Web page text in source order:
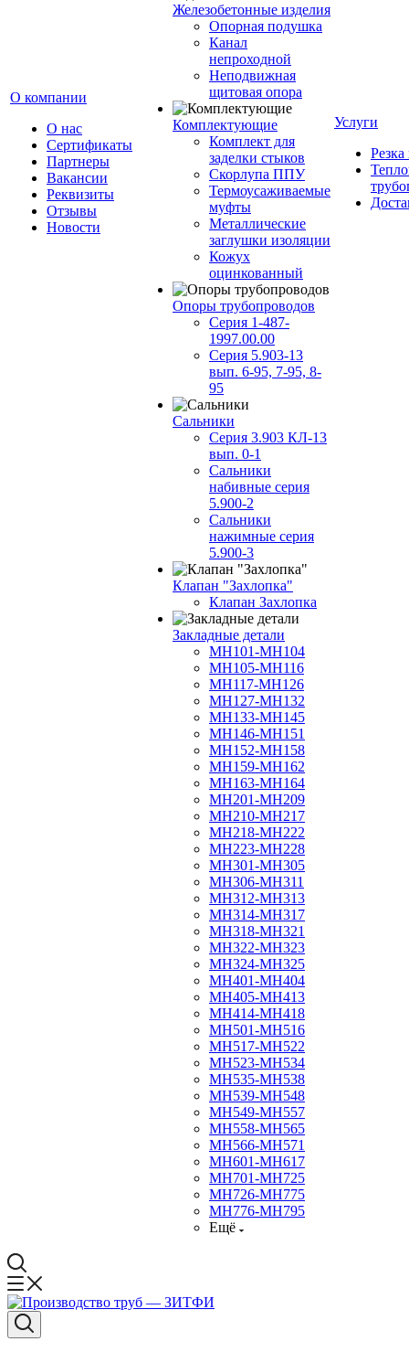
О компании
О нас
Сертификаты
Партнеры
Вакансии
Реквизиты
Отзывы
Новости
Железобетонные изделия
Опорная подушка
Канал
непроходной
Неподвижная
щитовая опора
Комплектующие
Комплект для
заделки стыков
Скорлупа ППУ
Термоусаживаемые
муфты
Металлические
заглушки изоляции
Кожух
оцинкованный
Опоры трубопроводов
Серия 1-487-
1997.00.00
Серия 5.903-13
вып. 6-95, 7-95, 8-
95
Сальники
Серия 3.903 КЛ-13
вып. 0-1
Сальники
набивные серия
5.900-2
Сальники
нажимные серия
5.900-3
Клапан "Захлопка"
Клапан Захлопка
Закладные детали
МН101-МН104
МН105-МН116
МН117-МН126
МН127-МН132
МН133-МН145
МН146-МН151
МН152-МН158
МН159-МН162
МН163-МН164
МН201-МН209
МН210-МН217
МН218-МН222
МН223-МН228
МН301-МН305
МН306-МН311
МН312-МН313
МН314-МН317
МН318-МН321
МН322-МН323
МН324-МН325
МН401-МН404
МН405-МН413
МН414-МН418
МН501-МН516
МН517-МН522
МН523-МН534
МН535-МН538
МН539-МН548
МН549-МН557
МН558-МН565
МН566-МН571
МН601-МН617
МН701-МН725
МН726-МН775
МН776-МН795
Ещё
Услуги
Резка